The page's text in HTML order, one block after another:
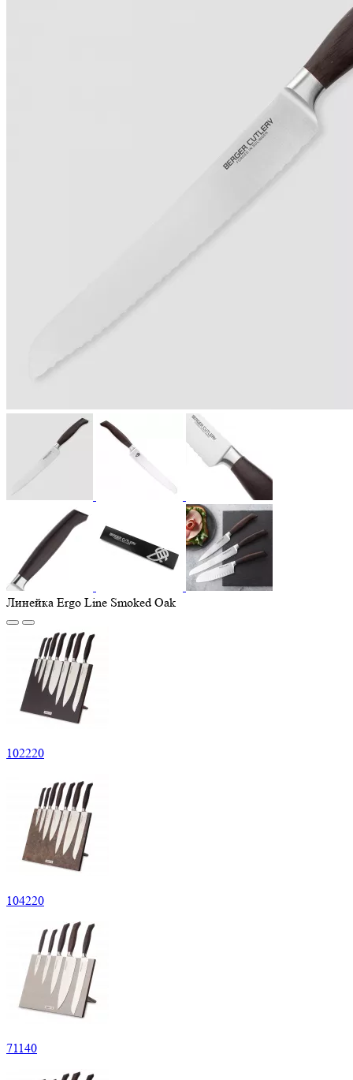
Линейка Ergo Line Smoked Oak
102220
104220
71140